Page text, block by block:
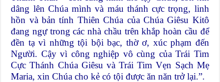
dâng lên Chúa mình và máu thánh cực trọng, linh
hồn và bản tính Thiên Chúa của Chúa Giêsu Kitô
đang ngự trong các nhà chầu trên khắp hoàn cầu để
đền tạ vì những tội bội bạc, thờ ơ, xúc phạm đến
Người. Cậy vì công nghiệp vô cùng của Trái Tim
Cực Thánh Chúa Giêsu và Trái Tim Vẹn Sạch Mẹ
Maria, xin Chúa cho kẻ có tội được ăn năn trở lại.”.